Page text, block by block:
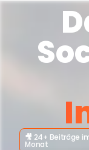
🎥 24+ Beiträge
Monat